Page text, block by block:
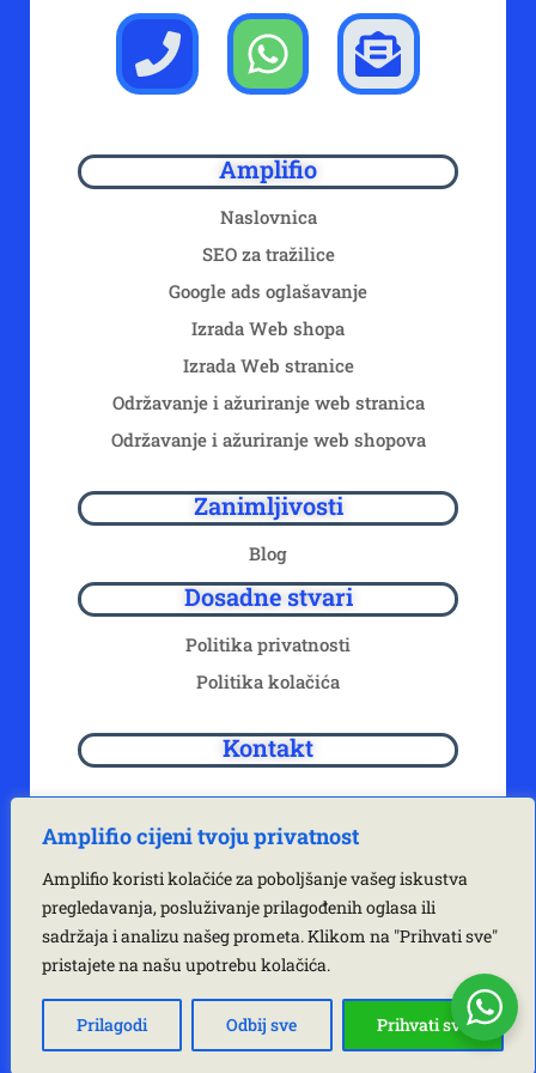
Amplifio cijeni tvoju privatnost
Amplifio koristi kolačiće za poboljšanje vašeg iskustva
pregledavanja, posluživanje prilagođenih oglasa ili
sadržaja i analizu našeg prometa. Klikom na "Prihvati sve"
pristajete na našu upotrebu kolačića.
Prilagodi Odbij sve Prihvati sve
Amplifio
Naslovnica
SEO za tražilice
Google ads oglašavanje
Izrada Web shopa
Izrada Web stranice
Održavanje i ažuriranje web stranica
Održavanje i ažuriranje web shopova
Zanimljivosti
Blog
Dosadne stvari
Politika privatnosti
Politika kolačića
Kontakt
+385-(99) 5959-869
hello@amplifio.hr
Copyright © 2025 Amplifio